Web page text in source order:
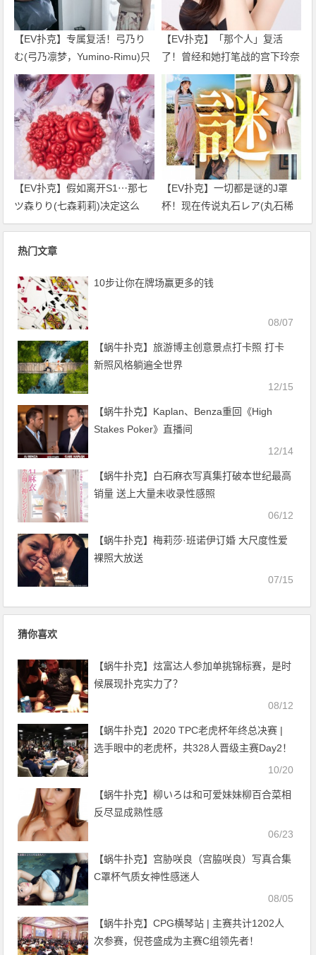
【EV扑克】专属复活！弓乃り
む(弓乃凛梦，Yumino-Rimu)只
要不发生那件事我就不引退了！
【EV扑克】「那个人」复活
了！曾经和她打笔战的宫下玲奈
回应是？
【EV扑克】假如离开S1⋯那七
ツ森りり(七森莉莉)决定这么
做！
【EV扑克】一切都是谜的J罩
杯！现在传说丸石レア(丸石稀
有)是⋯
热门文章
10步让你在牌场赢更多的钱
08/07
【蜗牛扑克】旅游博主创意景点打卡照 打卡
新照风格躺遍全世界
12/15
【蜗牛扑克】Kaplan、Benza重回《High
Stakes Poker》直播间
12/14
【蜗牛扑克】白石麻衣写真集打破本世纪最高
销量 送上大量未收录性感照
06/12
【蜗牛扑克】梅莉莎·班诺伊订婚 大尺度性爱
裸照大放送
07/15
猜你喜欢
【蜗牛扑克】炫富达人参加单挑锦标赛，是时
候展现扑克实力了？
08/12
【蜗牛扑克】2020 TPC老虎杯年终总决赛 |
选手眼中的老虎杯，共328人晋级主赛Day2！
10/20
【蜗牛扑克】柳いろは和可爱妹妹柳百合菜相
反尽显成熟性感
06/23
【蜗牛扑克】宫胁咲良（宫脇咲良）写真合集
C罩杯气质女神性感迷人
08/05
【蜗牛扑克】CPG横琴站 | 主赛共计1202人
次参赛，倪苍盛成为主赛C组领先者！